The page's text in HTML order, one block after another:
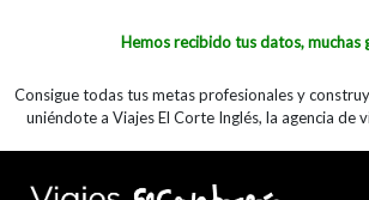
Hemos recibido tus datos, muchas
Consigue todas tus metas profesionales y
uniéndote a Viajes El Corte Inglés, la agencia de